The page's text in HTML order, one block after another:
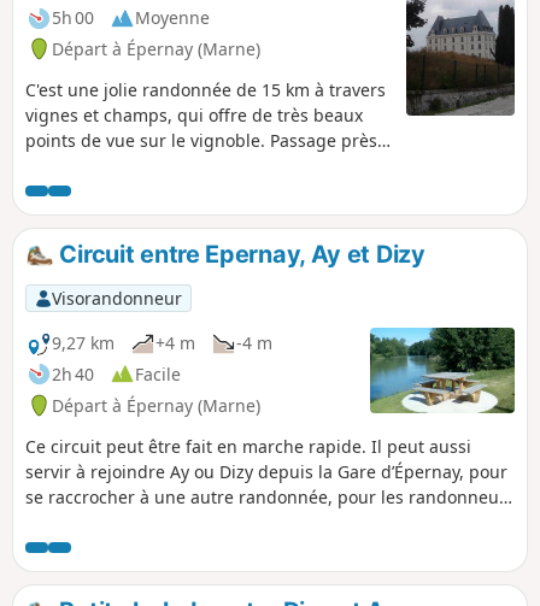
5h 00
Moyenne
Départ à Épernay (Marne)
C'est une jolie randonnée de 15 km à travers
vignes et champs, qui offre de très beaux
points de vue sur le vignoble. Passage près
humide de Chouilly. Retour à Épernay par la
célèbre Avenue de Champagne.
Circuit entre Epernay, Ay et Dizy
Visorandonneur
9,27 km
+4 m
-4 m
2h 40
Facile
Départ à Épernay (Marne)
Ce circuit peut être fait en marche rapide. Il peut aussi
servir à rejoindre Ay ou Dizy depuis la Gare d’Épernay, pour
se raccrocher à une autre randonnée, pour les randonneurs
ne pas démarrer à la gare si on est en voiture, préférer Aÿ
ou Dizy où on se gare facilement. Le mieux étant de venir à
pied.